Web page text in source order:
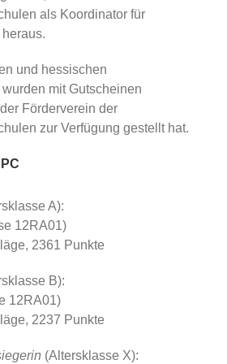
als Koordinator für
und hessischen
mit Gutscheinen
Förderverein der
zur Verfügung gestellt hat.
A):
12RA01)
2361 Punkte
B):
12RA01)
2237 Punkte
(Altersklasse X):